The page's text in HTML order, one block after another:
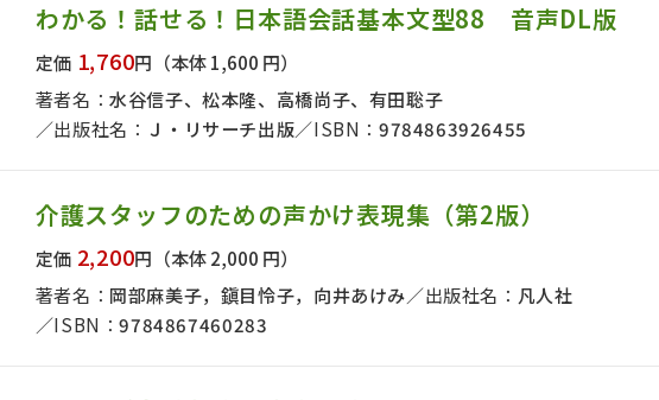
わかる！話せる！日本語会話基本文型88 音声DL版
定価 1,760円 （本体 1,600 円）
著者名：水谷信子、松本隆、高橋尚子、有田聡子
出版社名： Ｊ・リサーチ出版 ISBN： 9784863926455
介護スタッフのための声かけ表現集（第2版）
定価 2,200円 （本体 2,000 円）
著者名： 岡部麻美子，鎭目怜子，向井あけみ 出版社名： 凡人社
ISBN：9784867460283